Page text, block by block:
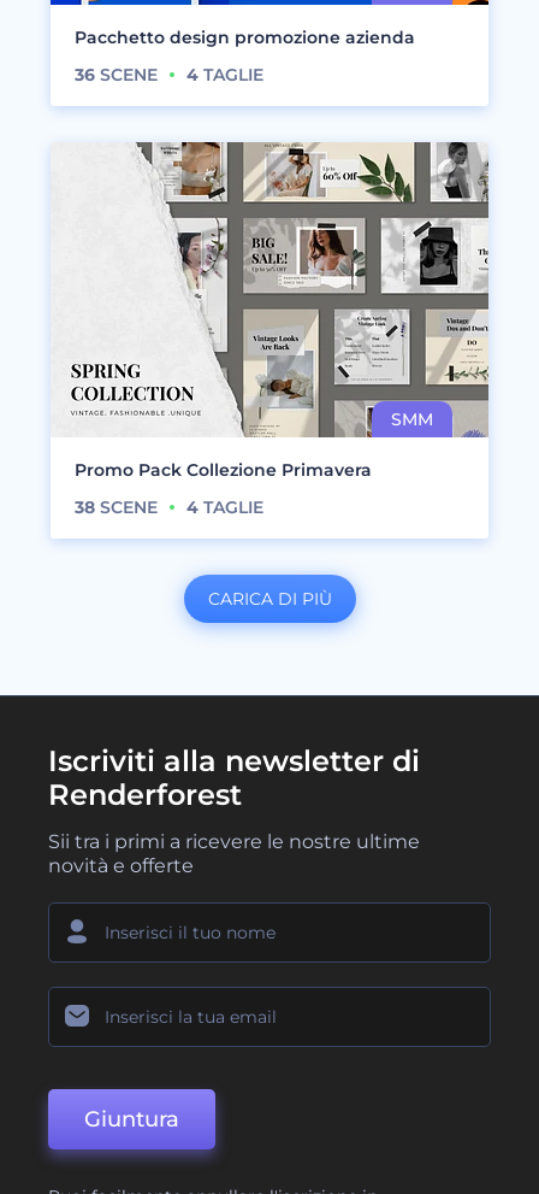
Pacchetto design promozione azienda
36 SCENE 4 TAGLIE
Promo Pack Collezione Primavera
38 SCENE 4 TAGLIE
CARICA DI PIÙ
Iscriviti alla newsletter di
Renderforest
Sii tra i primi a ricevere le nostre ultime
novità e offerte
Giuntura